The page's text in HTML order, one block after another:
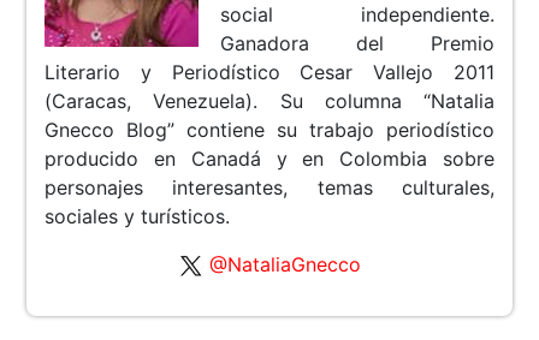
social independiente.
Ganadora del Premio
Literario y Periodístico Cesar Vallejo 2011
(Caracas, Venezuela). Su columna “Natalia
Gnecco Blog” contiene su trabajo periodístico
producido en Canadá y en Colombia sobre
personajes interesantes, temas culturales,
sociales y turísticos.
@NataliaGnecco